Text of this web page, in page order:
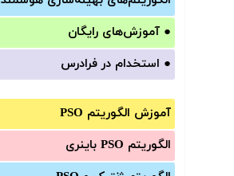
● آموزش‌های رایگان
● استخدام در فرادرس
آموزش الگوریتم PSO
الگوریتم PSO باینری